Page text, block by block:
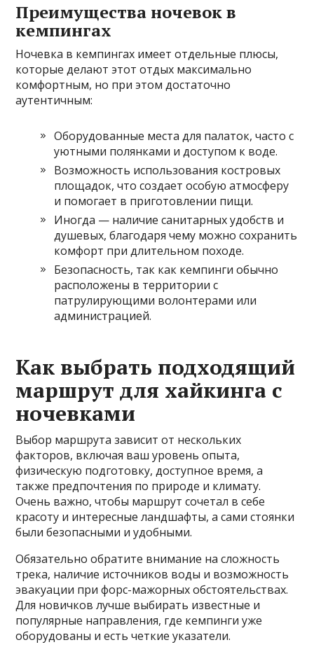
Преимущества ночевок в
кемпингах
Ночевка в кемпингах имеет отдельные плюсы,
которые делают этот отдых максимально
комфортным, но при этом достаточно
аутентичным:
Оборудованные места для палаток, часто с
уютными полянками и доступом к воде.
Возможность использования костровых
площадок, что создает особую атмосферу
и помогает в приготовлении пищи.
Иногда — наличие санитарных удобств и
душевых, благодаря чему можно сохранить
комфорт при длительном походе.
Безопасность, так как кемпинги обычно
расположены в территории с
патрулирующими волонтерами или
администрацией.
Как выбрать подходящий
маршрут для хайкинга с
ночевками
Выбор маршрута зависит от нескольких
факторов, включая ваш уровень опыта,
физическую подготовку, доступное время, а
также предпочтения по природе и климату.
Очень важно, чтобы маршрут сочетал в себе
красоту и интересные ландшафты, а сами стоянки
были безопасными и удобными.
Обязательно обратите внимание на сложность
трека, наличие источников воды и возможность
эвакуации при форс-мажорных обстоятельствах.
Для новичков лучше выбирать известные и
популярные направления, где кемпинги уже
оборудованы и есть четкие указатели.